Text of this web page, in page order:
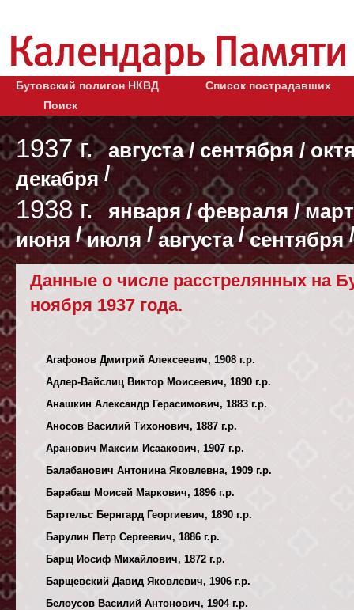
Бутовский полигон НКВД
Список пострадавших
Поиск
1937 г. августа/ сентября/
декабря/
1938 г. января/февраля /
июня /июля/августа/сентября
Данные о числе расстрелянных на
ноября 1937 года.
Агафонов Дмитрий Алексеевич, 1908 г.р.
Адлер-Вайслиц Виктор Моисеевич, 1890 г.р.
Анашкин Александр Герасимович, 1883 г.р.
Аносов Василий Тихонович, 1887 г.р.
Аранович Максим Исаакович, 1907 г.р.
Балабанович Антонина Яковлевна, 1909 г.р.
Барабаш Моисей Маркович, 1896 г.р.
Бартельс Бернгард Георгиевич, 1890 г.р.
Барулин Петр Сергеевич, 1886 г.р.
Барщ Иосиф Михайлович, 1872 г.р.
Барщевский Давид Яковлевич, 1906 г.р.
Белоусов Василий Антонович, 1904 г.р.